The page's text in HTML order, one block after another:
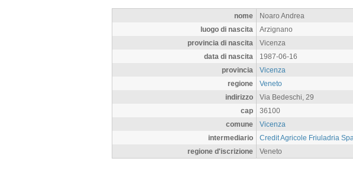
nome
Noaro Andrea
luogo di nascita
Arzignano
provincia di nascita
Vicenza
data di nascita
1987-06-16
provincia
Vicenza
regione
Veneto
indirizzo
Via Bedeschi, 29
cap
36100
comune
Vicenza
intermediario
Credit Agricole Friuladria
regione d'iscrizione
Veneto